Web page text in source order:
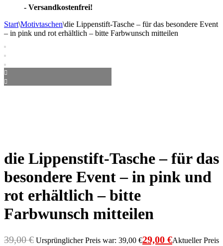
- Versandkostenfrei!
Start\Motivtaschen\die Lippenstift-Tasche – für das besondere Event
– in pink und rot erhältlich – bitte Farbwunsch mitteilen
die Lippenstift-Tasche – für das
besondere Event – in pink und
rot erhältlich – bitte
Farbwunsch mitteilen
39,00€ Ursprünglicher Preis war: 39,00 €29,00 €Aktueller Preis